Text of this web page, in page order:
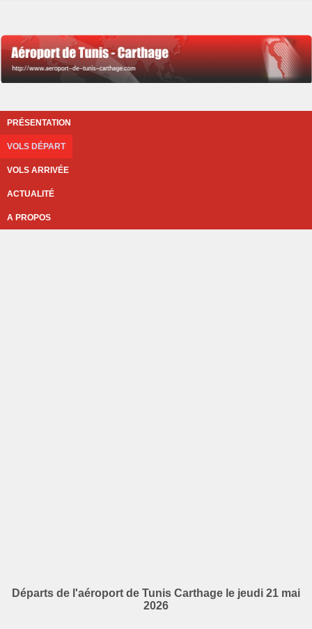
PRÉSENTATION
VOLS DÉPART
VOLS ARRIVÉE
ACTUALITÉ
A PROPOS
Départs de l'aéroport de Tunis Carthage le jeudi 21 mai
2026